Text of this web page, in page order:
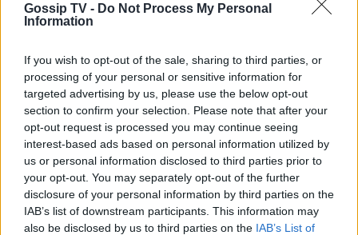
Gossip TV - Do Not Process My Personal
Information
If you wish to opt-out of the sale, sharing to third parties, or
processing of your personal or sensitive information for
targeted advertising by us, please use the below opt-out
section to confirm your selection. Please note that after your
opt-out request is processed you may continue seeing
interest-based ads based on personal information utilized by
us or personal information disclosed to third parties prior to
your opt-out. You may separately opt-out of the further
disclosure of your personal information by third parties on the
IAB’s list of downstream participants. This information may
also be disclosed by us to third parties on the IAB’s List of